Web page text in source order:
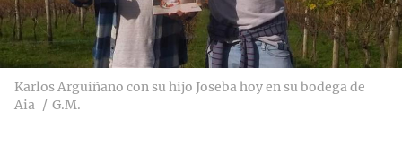
Karlos Arguiñano con su hijo Joseba hoy en su bodega de
Aia
G.M.